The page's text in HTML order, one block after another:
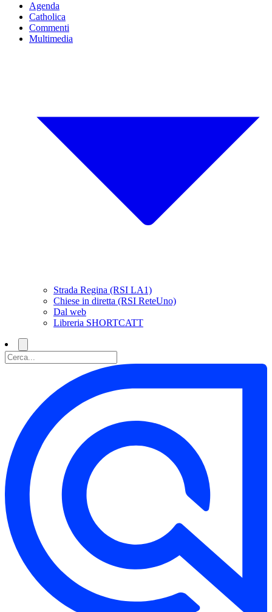
Agenda
Catholica
Commenti
Multimedia
Strada Regina (RSI LA1)
Chiese in diretta (RSI ReteUno)
Dal web
Libreria SHORTCATT